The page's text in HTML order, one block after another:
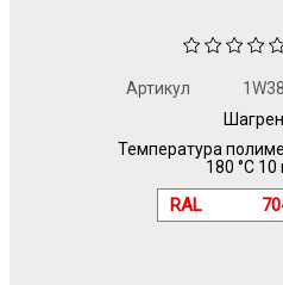
Артикул
Температура
180 °C
RAL